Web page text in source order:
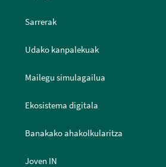
Sarrerak
Udako kanpalekuak
Mailegu simulagailua
Ekosistema digitala
Banakako ahakolkularitza
Joven IN